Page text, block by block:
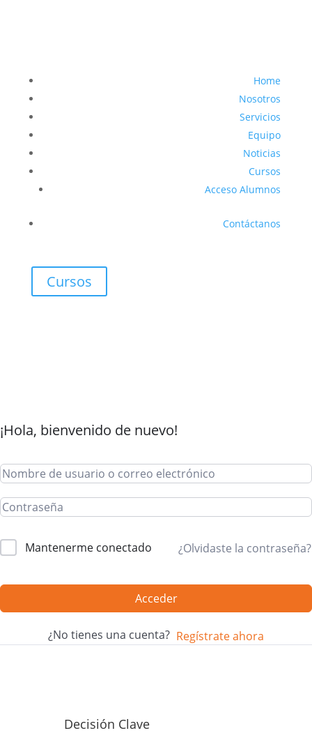
Home
Nosotros
Servicios
Equipo
Noticias
Cursos
Acceso Alumnos
Contáctanos
Cursos
¡Hola, bienvenido de nuevo!
Mantenerme conectado ¿Olvidaste la contraseña?
Acceder
¿No tienes una cuenta? Regístrate ahora
Decisión Clave